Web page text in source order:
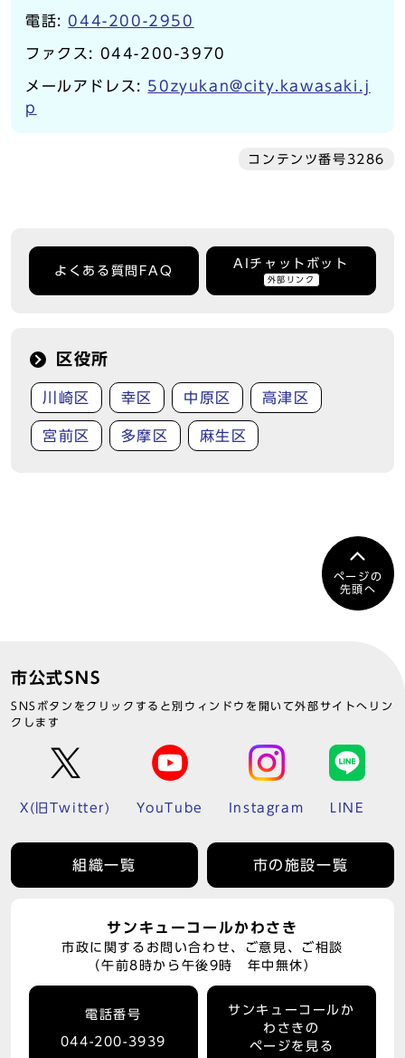
電話: 044-200-2950
ファクス: 044-200-3970
メールアドレス: 50zyukan@city.kawasaki.j
p
コンテンツ番号3286
よくある質問FAQ
AIチャットボット
外部リンク
区役所
川崎区 幸区 中原区 高津区
宮前区 多摩区 麻生区
ページの
先頭へ
市公式SNS
SNSボタンをクリックすると別ウィンドウを開いて外部サイトへリン
クします
X(旧Twitter) YouTube Instagram LINE
組織一覧 市の施設一覧
サンキューコールかわさき
市政に関するお問い合わせ、ご意見、ご相談
（午前8時から午後9時 年中無休）
電話番号
044-200-3939
サンキューコールか
わさきの
ページを見る